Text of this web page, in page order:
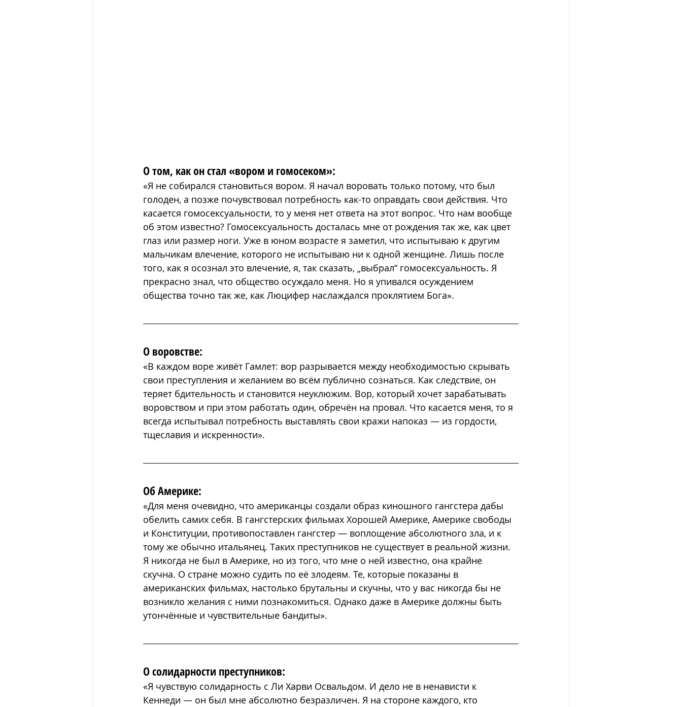
О том, как он стал «вором и гомосеком»:
«Я не собирался становиться вором. Я начал воровать только потому, что был
голоден, а позже почувствовал потребность как-то оправдать свои действия. Что
касается гомосексуальности, то у меня нет ответа на этот вопрос. Что нам вообще
об этом известно? Гомосексуальность досталась мне от рождения так же, как цвет
глаз или размер ноги. Уже в юном возрасте я заметил, что испытываю к другим
мальчикам влечение, которого не испытываю ни к одной женщине. Лишь после
того, как я осознал это влечение, я, так сказать, „выбрал“ гомосексуальность. Я
прекрасно знал, что общество осуждало меня. Но я упивался осуждением
общества точно так же, как Люцифер наслаждался проклятием Бога».
О воровстве:
«В каждом воре живёт Гамлет: вор разрывается между необходимостью скрывать
свои преступления и желанием во всём публично сознаться. Как следствие, он
теряет бдительность и становится неуклюжим. Вор, который хочет зарабатывать
воровством и при этом работать один, обречён на провал. Что касается меня, то я
всегда испытывал потребность выставлять свои кражи напоказ — из гордости,
тщеславия и искренности».
Об Америке:
«Для меня очевидно, что американцы создали образ киношного гангстера дабы
обелить самих себя. В гангстерских фильмах Хорошей Америке, Америке свободы
и Конституции, противопоставлен гангстер — воплощение абсолютного зла, и к
тому же обычно итальянец. Таких преступников не существует в реальной жизни.
Я никогда не был в Америке, но из того, что мне о ней известно, она крайне
скучна. О стране можно судить по её злодеям. Те, которые показаны в
американских фильмах, настолько брутальны и скучны, что у вас никогда бы не
возникло желания с ними познакомиться. Однако даже в Америке должны быть
утончённые и чувствительные бандиты».
О солидарности преступников:
«Я чувствую солидарность с Ли Харви Освальдом. И дело не в ненависти к
Кеннеди — он был мне абсолютно безразличен. Я на стороне каждого, кто